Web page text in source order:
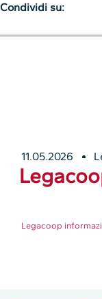
11.05.2026
Legacoop
Condividi su: